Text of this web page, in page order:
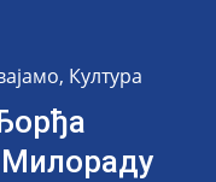
, Култура